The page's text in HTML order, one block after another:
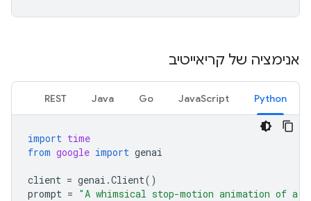
אנימציה של קריאייטיב
Python
JavaScript
Go
Java
REST
import time
from google import genai
client = genai .Client()
prompt = "A whimsical stop-motion animation of a